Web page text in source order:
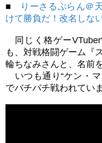
■
りーさるぷらん＠
けて勝負だ！改名しな
同じく格ゲー
も、対戦格闘ゲーム『
輪ちなみさんと、名前
いつも通り“ケン・
でバチバチ戦われてい